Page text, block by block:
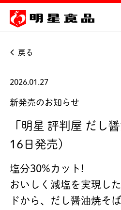
戻る
2026.01.27
新発売のお知らせ
「明星 評判屋 だし
16日発売)
塩分30%カット!
おいしく減塩を実現し
ドから、だし醤油焼そ